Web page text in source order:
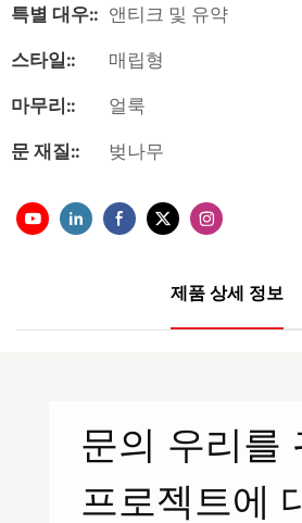
특별 대우:: 앤티크 및 유약
스타일::
매립형
마무리::
얼룩
문 재질::
벚나무
제품 상세 정보
문의 우리를
프로젝트에